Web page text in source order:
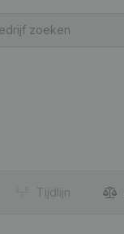
Tijdlijn